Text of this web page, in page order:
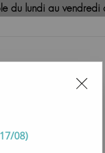
du lundi au
nous
08)